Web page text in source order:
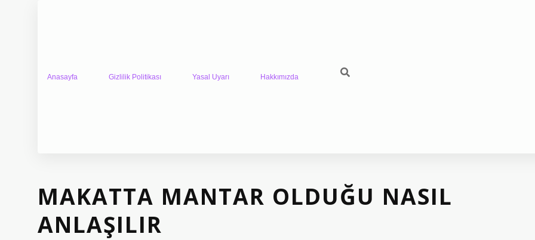
Anasayfa Gizlilik Politikası Yasal Uyarı Hakkımızda
MAKATTA MANTAR OLDUĞU NASIL
ANLAŞILIR